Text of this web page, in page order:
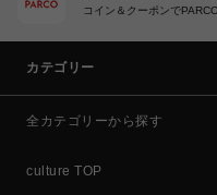
コイン＆クーポンで
カテゴリー
全カテゴリーから探す
culture TOP